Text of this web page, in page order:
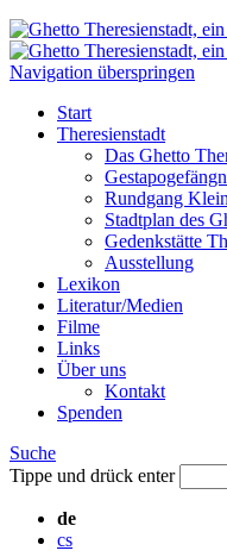
Navigation überspringen
Start
Theresienstadt
Das Ghetto
Rundgang
Stadtplan des
Gedenkstätte
Ausstellung
Lexikon
Literatur/Medien
Filme
Links
Über uns
Kontakt
Spenden
Suche
Tippe und drück enter
de
cs